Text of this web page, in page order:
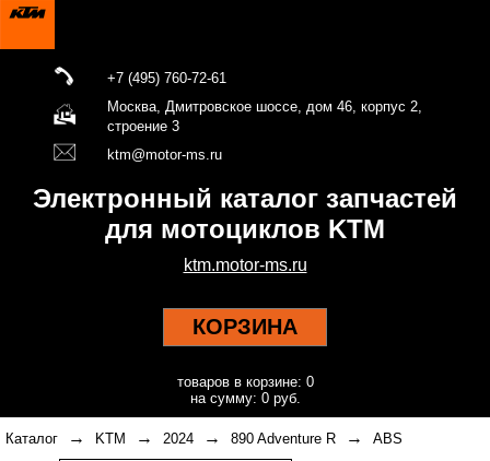
+7 (495) 760-72-61
Москва, Дмитровское шоссе, дом 46, корпус 2,
строение 3
ktm@motor-ms.ru
Электронный каталог запчастей
для мотоциклов KTM
ktm.motor-ms.ru
КОРЗИНА
товаров в корзине: 0
на сумму: 0 руб.
Каталог → KTM → 2024 → 890 Adventure R → ABS